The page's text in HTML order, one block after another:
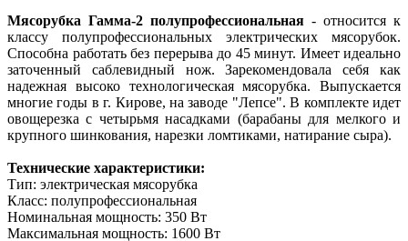
Мясорубка Гамма-2 полупрофессиональная - относится к
классу полупрофессиональных электрических мясорубок.
Способна работать без перерыва до 45 минут. Имеет идеально
заточенный саблевидный нож. Зарекомендовала себя как
надежная высоко технологическая мясорубка. Выпускается
многие годы в г. Кирове, на заводе "Лепсе". В комплекте идет
овощерезка с четырьмя насадками (барабаны для мелкого и
крупного шинкования, нарезки ломтиками, натирание сыра).
Технические характеристики:
Тип: электрическая мясорубка
Класс: полупрофессиональная
Номинальная мощность: 350 Вт
Максимальная мощность: 1600 Вт